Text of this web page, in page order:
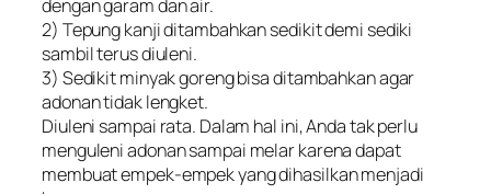
dengan garam dan air.
2) Tepung kanji ditambahkan sedikit demi sediki
sambil terus diuleni.
3) Sedikit minyak goreng bisa ditambahkan agar
adonan tidak lengket.
Diuleni sampai rata. Dalam hal ini, Anda tak perlu
menguleni adonan sampai melar karena dapat
membuat empek-empek yang dihasilkan menjadi